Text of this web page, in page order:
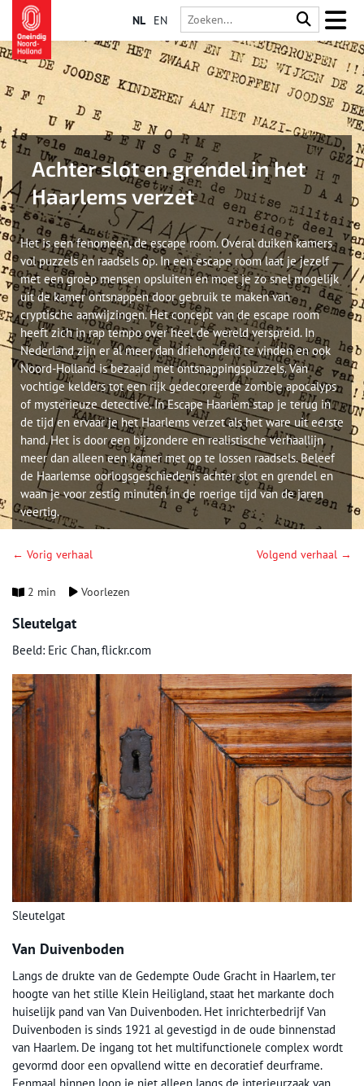
NL EN
Achter slot en grendel in het
Haarlems verzet
Het is een fenomeen, de escape room. Overal duiken kamers
vol puzzels en raadsels op. In een escape room laat je jezelf
met een groep mensen opsluiten en moet je zo snel mogelijk
uit de kamer ontsnappen door gebruik te maken van
cryptische aanwijzingen. Het concept van de escape room
heeft zich in rap tempo over heel de wereld verspreid. In
Nederland zijn er al meer dan driehonderd te vinden en ook
Noord-Holland is bezaaid met ontsnappingspuzzels. Van
vochtige kelders tot een rijk gedecoreerde zombie apocalyps
of mysterieuze detective. In Escape Haarlem stap je terug in
de tijd en ervaar je het Haarlems verzet als het ware uit eerste
hand. Het is door een bijzondere en realistische verhaallijn
meer dan alleen een kamer met op te lossen raadsels. Beleef
de Haarlemse oorlogsgeschiedenis achter slot en grendel en
waan je voor zestig minuten in de roerige tijd van de jaren
veertig.
← Vorig verhaal Volgend verhaal →
2 min Voorlezen
Sleutelgat
Beeld: Eric Chan, flickr.com
Sleutelgat
Van Duivenboden
Langs de drukte van de Gedempte Oude Gracht in Haarlem, ter
hoogte van het stille Klein Heiligland, staat het markante doch
huiselijk pand van Van Duivenboden. Het inrichterbedrijf Van
Duivenboden is sinds 1921 al gevestigd in de oude binnenstad
van Haarlem. De ingang tot het multifunctionele complex wordt
gevormd door een opvallend witte en decoratief deurframe.
Eenmaal binnen loop je niet alleen langs de interieurzaak van